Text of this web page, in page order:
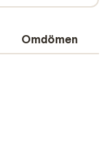
Omdömen